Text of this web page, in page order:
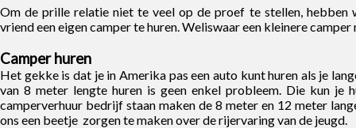
Om de prille relatie niet te veel op de proef te stellen, hebben
vriend een eigen camper te huren. Weliswaar een kleinere
Camper huren
Het gekke is dat je in Amerika pas een auto kunt huren als je
van 8 meter lengte huren is geen enkel probleem. Die kun
camperverhuur bedrijf staan maken de 8 meter en 12 meter
ons een beetje zorgen te maken over de rijervaring van de jeugd.